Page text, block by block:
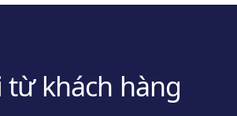
từ khách hàng